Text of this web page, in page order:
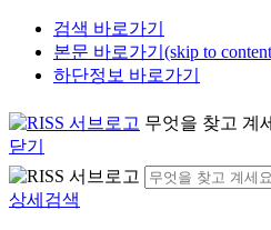
검색 바로가기
본문 바로가기(skip to
하단정보 바로가기
무엇을 찾고 계
닫기
상세검색